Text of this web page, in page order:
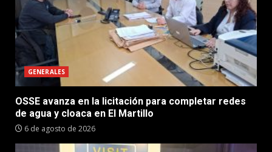
GENERALES
OSSE avanza en la licitación para completar redes
de agua y cloaca en El Martillo
6 de agosto de 2026